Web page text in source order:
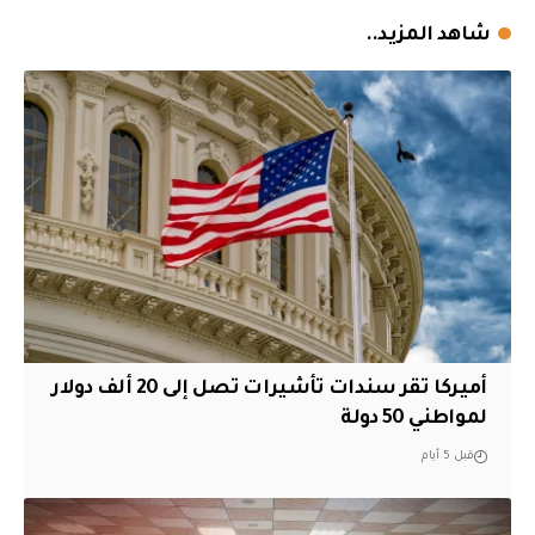
شاهد المزيد..
أميركا تقر سندات تأشيرات تصل إلى 20 ألف دولار
لمواطني 50 دولة
قبل 5 أيام